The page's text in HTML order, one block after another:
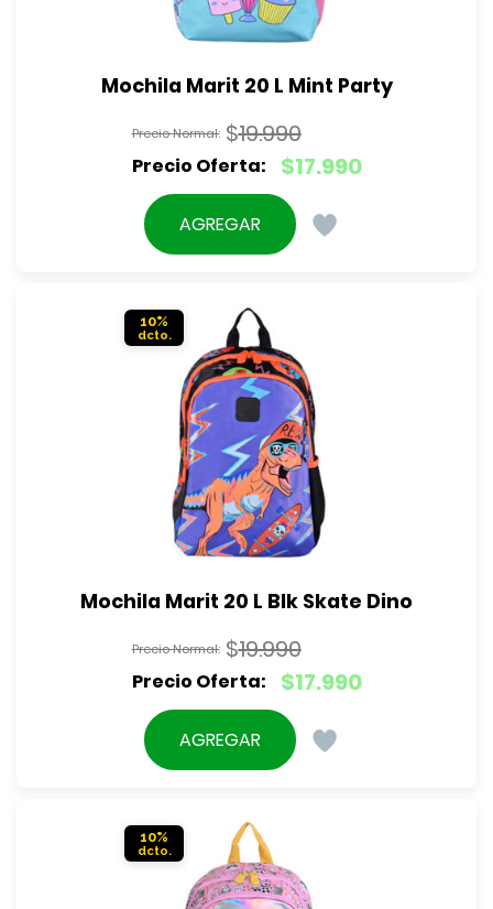
Mochila Marit 20 L Mint Party
$19.990
El
precio
original
$17.990
El
precio
actual
AGREGAR
10%
Mochila Marit 20 L Blk Skate Dino
$19.990
El
precio
original
$17.990
El
precio
actual
$17.990.
AGREGAR
10%